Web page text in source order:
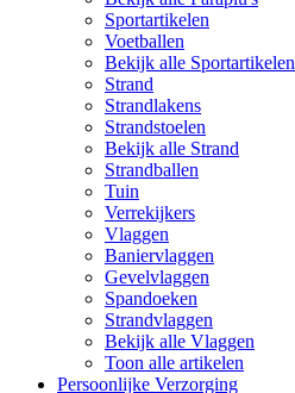
Sportartikelen
Voetballen
Bekijk alle Sportartikelen
Strand
Strandlakens
Strandstoelen
Bekijk alle Strand
Strandballen
Tuin
Verrekijkers
Vlaggen
Baniervlaggen
Gevelvlaggen
Spandoeken
Strandvlaggen
Bekijk alle Vlaggen
Toon alle artikelen
Persoonlijke Verzorging